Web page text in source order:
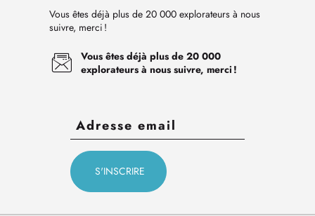
Vous êtes déjà plus de 20 000 explorateurs à nous
suivre, merci !
Vous êtes déjà plus de 20 000
explorateurs à nous suivre, merci !